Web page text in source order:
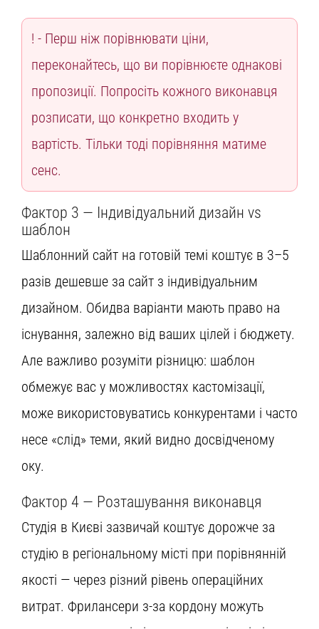
Перш ніж порівнювати ціни,
переконайтесь, що ви порівнюєте однакові
пропозиції. Попросіть кожного виконавця
розписати, що конкретно входить у
вартість. Тільки тоді порівняння матиме
сенс.
Фактор 3 — Індивідуальний дизайн vs
шаблон
Шаблонний сайт на готовій темі коштує в 3–5
разів дешевше за сайт з індивідуальним
дизайном. Обидва варіанти мають право на
існування, залежно від ваших цілей і бюджету.
Але важливо розуміти різницю: шаблон
обмежує вас у можливостях кастомізації,
може використовуватись конкурентами і часто
несе «слід» теми, який видно досвідченому
оку.
Фактор 4 — Розташування виконавця
Студія в Києві зазвичай коштує дорожче за
студію в регіональному місті при порівнянній
якості — через різний рівень операційних
витрат. Фрилансери з-за кордону можуть